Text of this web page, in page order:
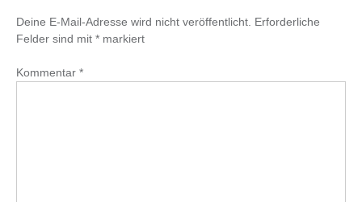
Deine E-Mail-Adresse wird nicht veröffentlicht. Erforderliche
Felder sind mit * markiert
Kommentar *